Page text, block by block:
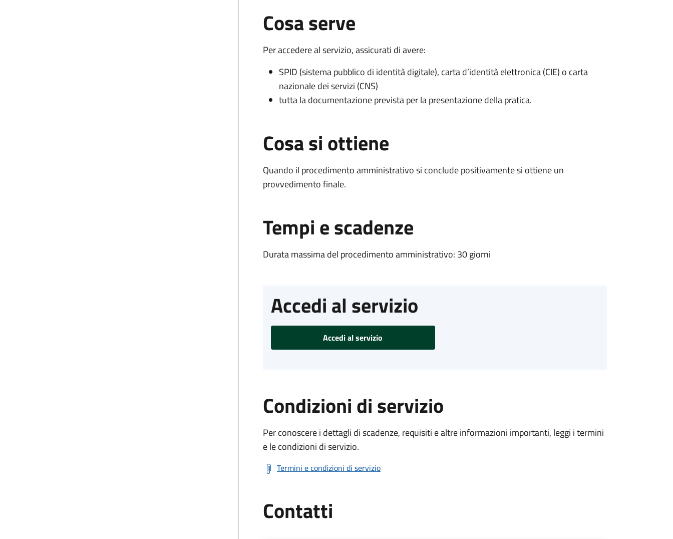
Cosa serve
Per accedere al servizio, assicurati di avere:
SPID (sistema pubblico di identità digitale), carta d’identità elettronica (CIE) o carta
nazionale dei servizi (CNS)
tutta la documentazione prevista per la presentazione della pratica.
Cosa si ottiene
Quando il procedimento amministrativo si conclude positivamente si ottiene un
provvedimento finale.
Tempi e scadenze
Durata massima del procedimento amministrativo: 30 giorni
Accedi al servizio
Accedi al servizio
Condizioni di servizio
Per conoscere i dettagli di scadenze, requisiti e altre informazioni importanti, leggi i termini
e le condizioni di servizio.
Termini e condizioni di servizio
Contatti